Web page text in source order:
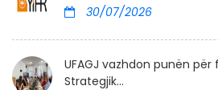
30/07/2026
UFAGJ vazhdon punën për
Strategjik...